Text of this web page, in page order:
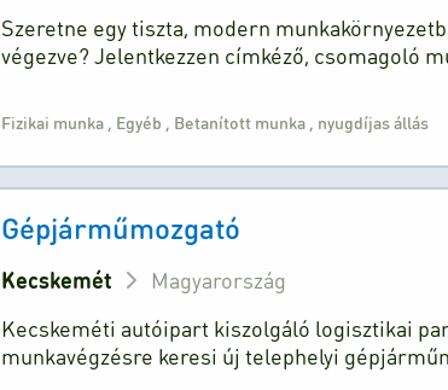
Szeretne egy tiszta, modern
végezve? Jelentkezzen címkéző, csomagoló
Fizikai munka Egyéb Betanított munka nyugdíjas állás
Gépjárműmozgató
Kecskemét
Magyarország
Kecskeméti autóipart kiszolgáló logisztikai
munkavégzésre keresi új telephelyi